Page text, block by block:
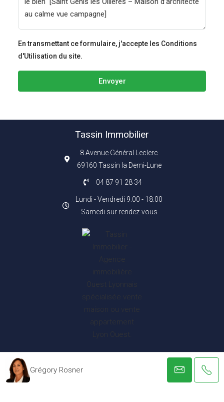
En transmettant ce formulaire, j'accepte les Conditions
d'Utilisation du site.
Envoyer
Grégory Rosner
Tassin Immobilier
8 Avenue Général Leclerc
69160 Tassin la Demi-Lune
04 87 91 28 34
Lundi - Vendredi 9:00 - 18:00
Samedi sur rendez-vous